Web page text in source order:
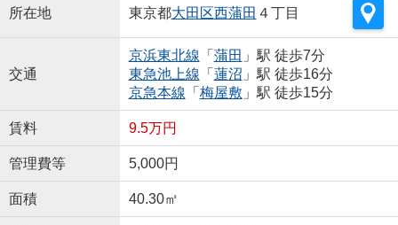
所在地 東京都大田区西蒲田 ４丁目
交通
京浜東北線 「 蒲田 」駅 徒歩7分
東急池上線 「 蓮沼 」駅 徒歩16分
京急本線 「 梅屋敷 」駅 徒歩15分
賃料 9.5万円
管理費等 5,000円
面積 40.30㎡